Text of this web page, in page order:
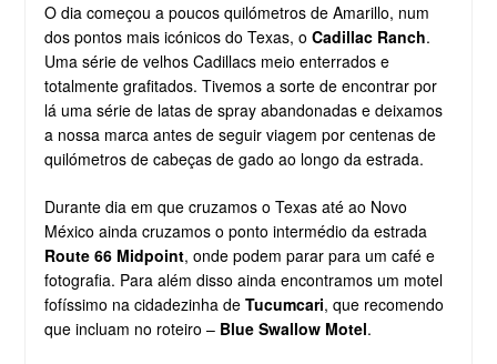
O dia começou a poucos quilómetros de Amarillo, num
dos pontos mais icónicos do Texas, o Cadillac Ranch.
Uma série de velhos Cadillacs meio enterrados e
totalmente grafitados. Tivemos a sorte de encontrar por
lá uma série de latas de spray abandonadas e deixamos
a nossa marca antes de seguir viagem por centenas de
quilómetros de cabeças de gado ao longo da estrada.
Durante dia em que cruzamos o Texas até ao Novo
México ainda cruzamos o ponto intermédio da estrada
Route 66 Midpoint, onde podem parar para um café e
fotografia. Para além disso ainda encontramos um motel
fofíssimo na cidadezinha de Tucumcari, que recomendo
que incluam no roteiro – Blue Swallow Motel.